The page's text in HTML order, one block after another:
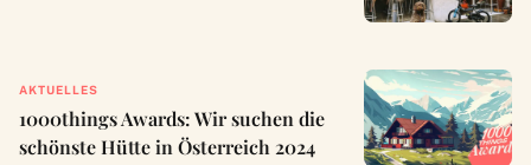
AKTUELLES
1000things Awards: Wir suchen die
schönste Hütte in Österreich 2024